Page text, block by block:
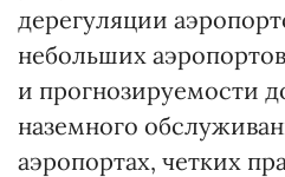
дерегуляции
небольших
и прогнозируемости
наземного
аэропортах, четких